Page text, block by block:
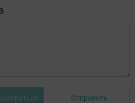
Отправить